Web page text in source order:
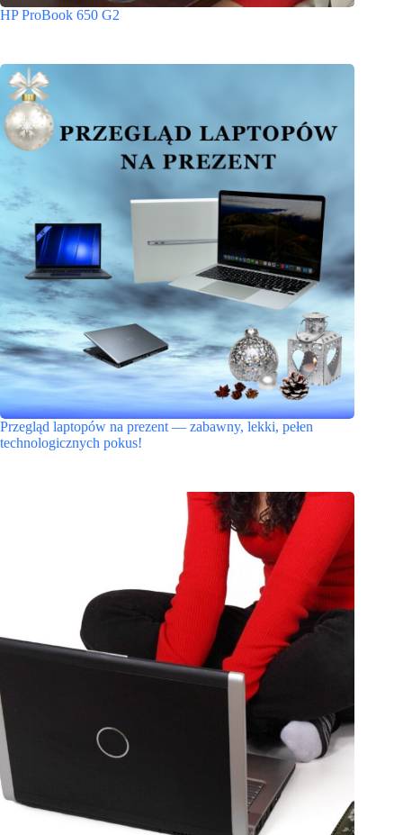
HP ProBook 650 G2
Przegląd laptopów na prezent — zabawny, lekki, pełen
technologicznych pokus!